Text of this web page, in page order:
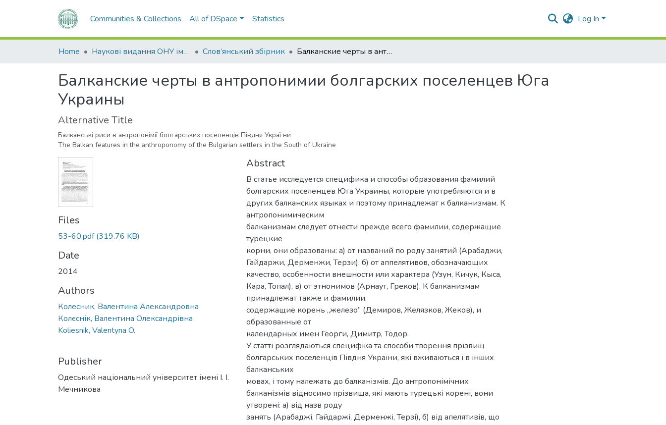
Communities & Collections All of DSpace Statistics Log In
Home Наукові видання ОНУ імені І. І. Мечникова Слов’янський збірник Балканские черты в антропонимии болгарских поселенцев Юга Украины
Балканские черты в антропонимии болгарских поселенцев Юга
Украины
Alternative Title
Балканські риси в антропонімії болгарських поселенців Півдня Украї ни
The Balkan features in the anthroponomy of the Bulgarian settlers in the South of Ukraine
Files
53-60.pdf(319.76 KB)
Date
2014
Authors
Колесник, Валентина Александровна
Колєснік, Валентина Олександрівна
Koliesnik, Valentyna O.
Publisher
Одеський національний університет імені І. І.
Мечникова
Abstract
В статье исследуется специфика и способы образования фамилий
болгарских поселенцев Юга Украины, которые употребляются и в
других балканских языках и поэтому принадлежат к балканизмам. К
антропонимическим
балканизмам следует отнести прежде всего фамилии, содержащие
турецкие
корни, они образованы: а) от названий по роду занятий (Арабаджи,
Гайдаржи, Дерменжи, Терзи), б) от аппелятивов, обозначающих
качество, особенности внешности или характера (Узун, Кичук, Кыса,
Кара, Топал), в) от этнонимов (Арнаут, Греков). К балканизмам
принадлежат также и фамилии,
содержащие корень „железо” (Демиров, Желязков, Жеков), и
образованные от
календарных имен Георги, Димитр, Тодор.
У статті розглядаються специфіка та способи творення прізвищ
болгарських поселенців Півдня України, які вживаються і в інших
балканських
мовах, і тому належать до балканізмів. До антропонімічних
балканізмів відносимо прізвища, які мають турецькі корені, вони
утворені: а) від назв роду
занять (Арабаджі, Гайдаржі, Дерменжі, Терзі), б) від апелятивів, що